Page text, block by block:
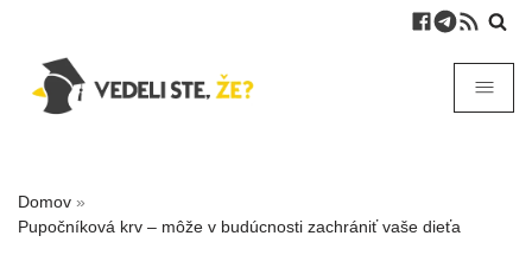
Domov »
Pupočníková krv – môže v budúcnosti zachrániť vaše dieťa